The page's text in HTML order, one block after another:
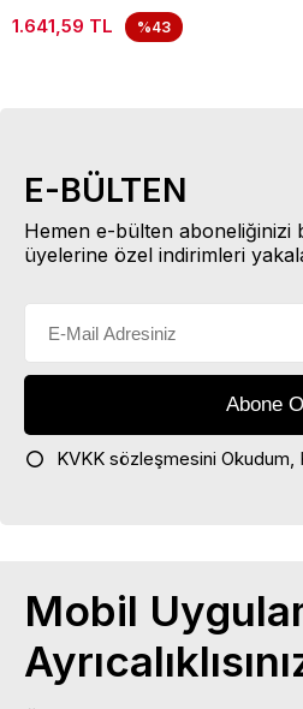
1.641,59 TL %43
E-BÜLTEN
Hemen e-bülten aboneliğinizi
üyelerine özel indirimleri
KVKK sözleşmesini Okudum,
Mobil